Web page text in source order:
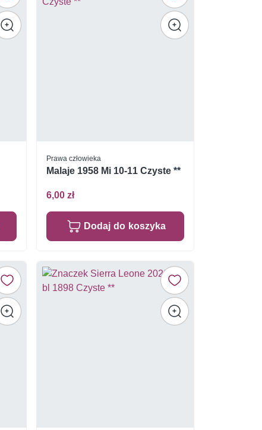
Prawa człowieka
Malaje 1958 Mi 10-11 Czyste **
6,00 zł
Dodaj do koszyka